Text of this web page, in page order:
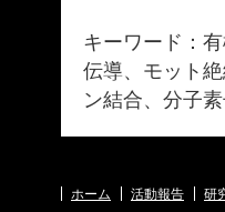
キーワード：
伝導、モット
ン結合、分子
ホーム 活動報告 研